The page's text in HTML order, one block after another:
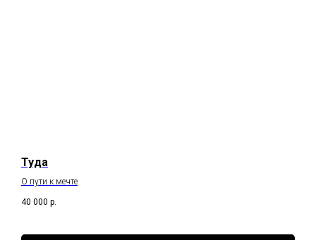
Туда
О пути к мечте
40 000 р.